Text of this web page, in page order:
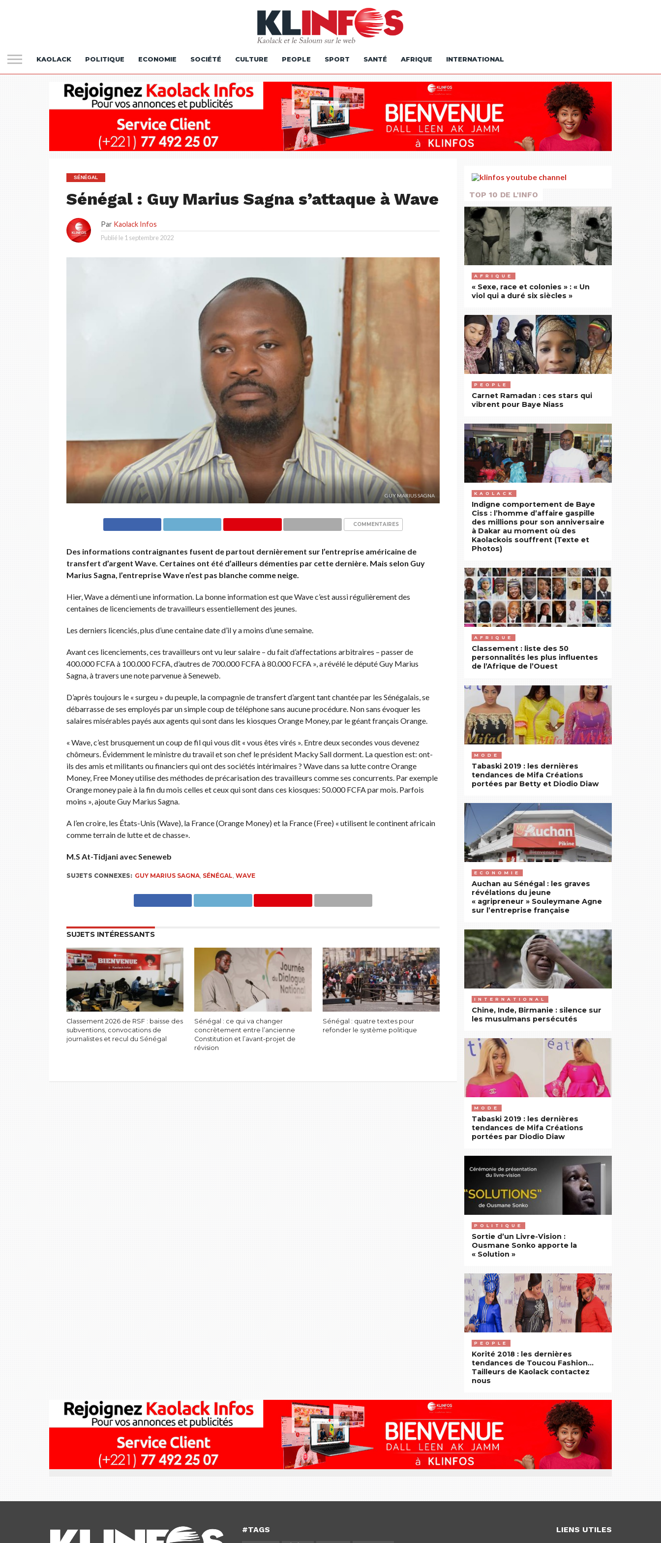
KAOLACK POLITIQUE ECONOMIE SOCIÉTÉ CULTURE PEOPLE SPORT SANTÉ AFRIQUE INTERNATIONAL
SÉNÉGAL
Sénégal : Guy Marius Sagna s’attaque à Wave
Par Kaolack Infos
Publié le 1 septembre 2022
GUY MARIUS SAGNA
COMMENTAIRES
Des informations contraignantes fusent de partout dernièrement sur l’entreprise américaine de
transfert d’argent Wave. Certaines ont été d’ailleurs démenties par cette dernière. Mais selon Guy
Marius Sagna, l’entreprise Wave n’est pas blanche comme neige.
Hier, Wave a démenti une information. La bonne information est que Wave c’est aussi régulièrement des
centaines de licenciements de travailleurs essentiellement des jeunes.
Les derniers licenciés, plus d’une centaine date d’il y a moins d’une semaine.
Avant ces licenciements, ces travailleurs ont vu leur salaire – du fait d’affectations arbitraires – passer de
400.000 FCFA à 100.000 FCFA, d’autres de 700.000 FCFA à 80.000 FCFA », a révélé le député Guy Marius
Sagna, à travers une note parvenue à Seneweb.
D’après toujours le « surgeu » du peuple, la compagnie de transfert d’argent tant chantée par les Sénégalais, se
débarrasse de ses employés par un simple coup de téléphone sans aucune procédure. Non sans évoquer les
salaires misérables payés aux agents qui sont dans les kiosques Orange Money, par le géant français Orange.
« Wave, c’est brusquement un coup de fil qui vous dit « vous êtes virés ». Entre deux secondes vous devenez
chômeurs. Évidemment le ministre du travail et son chef le président Macky Sall dorment. La question est: ont-
ils des amis et militants ou financiers qui ont des sociétés intérimaires ? Wave dans sa lutte contre Orange
Money, Free Money utilise des méthodes de précarisation des travailleurs comme ses concurrents. Par exemple
Orange money paie à la fin du mois celles et ceux qui sont dans ces kiosques: 50.000 FCFA par mois. Parfois
moins », ajoute Guy Marius Sagna.
A l’en croire, les États-Unis (Wave), la France (Orange Money) et la France (Free) « utilisent le continent africain
comme terrain de lutte et de chasse».
M.S At-Tidjani avec Seneweb
SUJETS CONNEXES: GUY MARIUS SAGNA, SÉNÉGAL, WAVE
SUJETS INTÉRESSANTS
Classement 2026 de RSF : baisse des
subventions, convocations de
journalistes et recul du Sénégal
Sénégal : ce qui va changer
concrètement entre l’ancienne
Constitution et l’avant-projet de
révision
Sénégal : quatre textes pour
refonder le système politique
TOP 10 DE L'INFO
AFRIQUE
« Sexe, race et colonies » : « Un
viol qui a duré six siècles »
PEOPLE
Carnet Ramadan : ces stars qui
vibrent pour Baye Niass
KAOLACK
Indigne comportement de Baye
Ciss : l’homme d’affaire gaspille
des millions pour son anniversaire
à Dakar au moment où des
Kaolackois souffrent (Texte et
Photos)
AFRIQUE
Classement : liste des 50
personnalités les plus influentes
de l’Afrique de l’Ouest
MODE
Tabaski 2019 : les dernières
tendances de Mifa Créations
portées par Betty et Diodio Diaw
ECONOMIE
Auchan au Sénégal : les graves
révélations du jeune
« agripreneur » Souleymane Agne
sur l’entreprise française
INTERNATIONAL
Chine, Inde, Birmanie : silence sur
les musulmans persécutés
MODE
Tabaski 2019 : les dernières
tendances de Mifa Créations
portées par Diodio Diaw
POLITIQUE
Sortie d’un Livre-Vision :
Ousmane Sonko apporte la
« Solution »
PEOPLE
Korité 2018 : les dernières
tendances de Toucou Fashion…
Tailleurs de Kaolack contactez
nous
#TAGS LIENS UTILES